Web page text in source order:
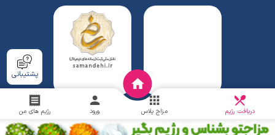
- Copyright © 2026 - All rights reserved.
پشتیبانی
دریافت رژیم مزاج پلاس ورود رژیم های من